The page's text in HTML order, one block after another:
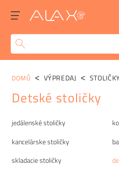
Kategórie
jedálenské stoličky
kancelárske stoličky
skladacie stoličky
DOMŮ VÝPREDAJ
Detské stoličky